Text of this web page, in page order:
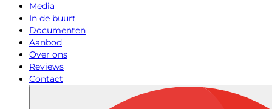
Media
In de buurt
Documenten
Aanbod
Over ons
Reviews
Contact